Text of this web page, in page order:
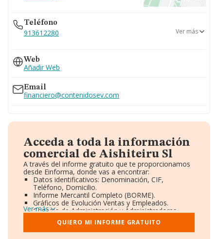
Teléfono
913612280
914112236
Ver más
Web
Añadir Web
Email
financiero@contenidosev.com
Acceda a toda la información
comercial de Aishiteiru Sl
A través del informe gratuito que te proporcionamos
desde Einforma, donde vas a encontrar:
Datos identificativos: Denominación, CIF,
Teléfono, Domicilio.
Informe Mercantil Completo (BORME).
Gráficos de Evolución Ventas y Empleados.
Consejo de Administración y Administradores.
Directivos y Ejecutivos.
Accionistas.
Participaciones y Vinculaciones en otras empresas.
Ver más
QUIERO MI INFORME GRATUITO